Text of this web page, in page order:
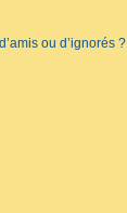
ou d’ignorés ?